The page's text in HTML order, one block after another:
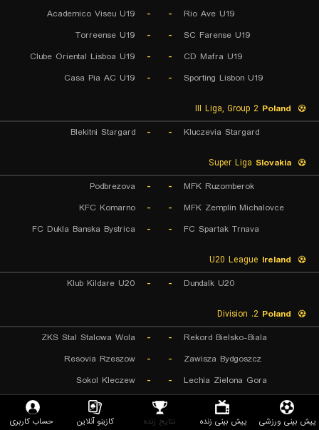
Rio Ave U19
-
-
Academico Viseu U19
SC Farense U19
-
-
Torreense U19
CD Mafra U19
-
-
Clube Oriental Lisboa U19
Sporting Lisbon U19
-
-
Casa Pia AC U19
Poland
Kluczevia Stargard
-
-
Blekitni Stargard
Slovakia
MFK Ruzomberok
-
-
Podbrezova
MFK Zemplin Michalovce
-
-
KFC Komarno
FC Spartak Trnava
-
-
FC Dukla Banska Bystrica
Ireland
Dundalk U20
-
-
Klub Kildare U20
Poland
Rekord Bielsko-Biala
-
-
ZKS Stal Stalowa Wola
Zawisza Bydgoszcz
-
-
Resovia Rzeszow
Lechia Zielona Gora
-
-
Sokol Kleczew
Romania
پیش بینی ورزشی پیش بینی زنده نتایج زنده کازینو آنلاین حساب کاربری